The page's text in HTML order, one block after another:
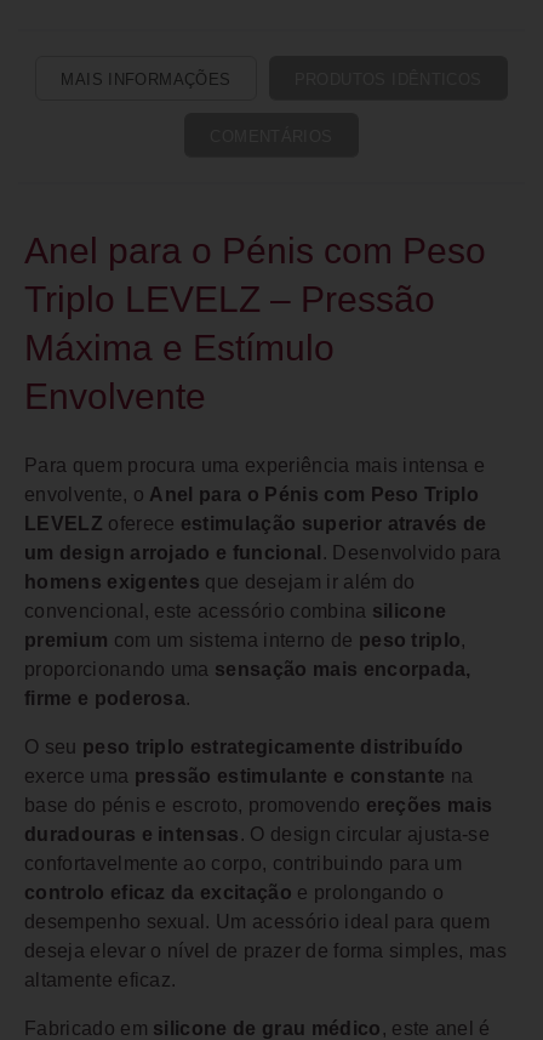
MAIS INFORMAÇÕES
Anel para o Pénis com Peso
Triplo LEVELZ – Pressão
Máxima e Estímulo
Envolvente
Para quem procura uma experiência mais intensa e
envolvente, o Anel para o Pénis com Peso Triplo
LEVELZ oferece estimulação superior através de
um design arrojado e funcional . Desenvolvido para
homens exigentes que desejam ir além do
convencional, este acessório combina silicone
premium com um sistema interno de peso triplo,
proporcionando uma sensação mais encorpada,
firme e poderosa.
O seu peso triplo estrategicamente distribuído
exerce uma pressão estimulante e constante na
base do pénis e escroto, promovendo ereções mais
duradouras e intensas . O design circular ajusta-se
confortavelmente ao corpo, contribuindo para um
controlo eficaz da excitação e prolongando o
desempenho sexual. Um acessório ideal para quem
deseja elevar o nível de prazer de forma simples, mas
altamente eficaz.
Fabricado em silicone de grau médico , este anel é